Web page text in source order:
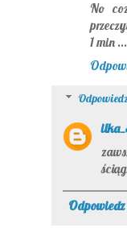
No
1 min
Odpowiedz